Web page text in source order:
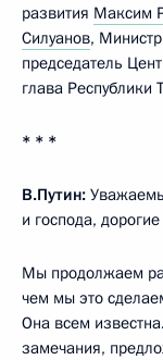
развития Максим
Силуанов,
председатель
глава Республики
* * *
В.Путин:
и господа,
Мы продолжаем
чем мы это
Она всем
замечания,